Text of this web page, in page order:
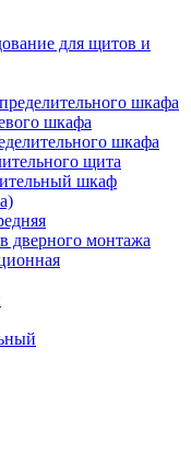
для щитов и
шкафа
шкафа
шкафа
щита
шкаф
дверного монтажа